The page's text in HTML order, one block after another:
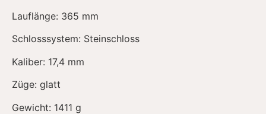
Lauflänge: 365 mm
Schlosssystem: Steinschloss
Kaliber: 17,4 mm
Züge: glatt
Gewicht: 1411 g